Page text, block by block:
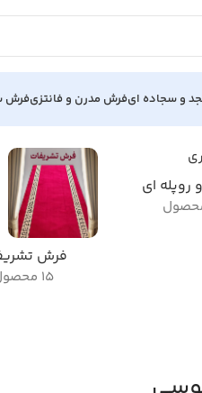
و سجاده ایفرش مدرن و فانتزیفرش
روپله ای
فرش
15 محصول